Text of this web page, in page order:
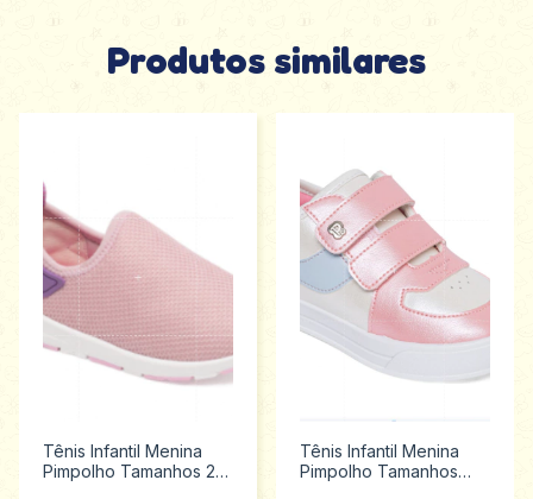
Produtos similares
Tênis Infantil Menina
Pimpolho Tamanhos 22
Tênis Infantil Menina
Pimpolho Tamanhos